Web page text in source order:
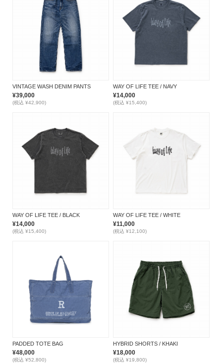
VINTAGE WASH DENIM PANTS
¥39,000
(税込 ¥42,900)
WAY OF LIFE TEE / NAVY
¥14,000
(税込 ¥15,400)
WAY OF LIFE TEE / BLACK
¥14,000
(税込 ¥15,400)
WAY OF LIFE TEE / WHITE
¥11,000
(税込 ¥12,100)
PADDED TOTE BAG
¥48,000
(税込 ¥52,800)
HYBRID SHORTS / KHAKI
¥18,000
(税込 ¥19,800)